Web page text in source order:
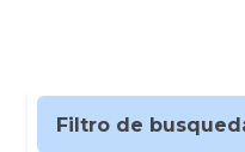
Filtro de